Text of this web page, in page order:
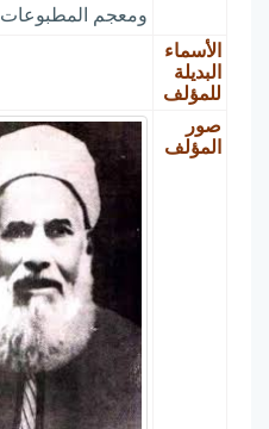
ومعجم المطبوعات 1005
الأسماء
البديلة
للمؤلف
صور
المؤلف